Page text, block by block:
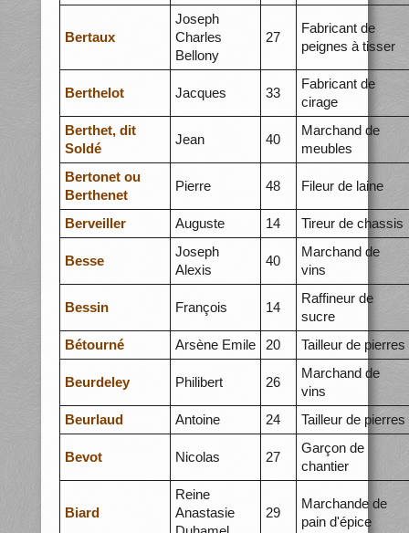
Bertaux
Joseph
Charles
Bellony
27
Fabricant de
peignes à tisser
Berthelot Jacques 33
Fabricant de
cirage
Berthet, dit
Soldé
Jean 40
Marchand de
meubles
Bertonet ou
Berthenet
Pierre 48 Fileur de laine
Berveiller Auguste 14 Tireur de chassis
Besse
Joseph
Alexis
40
Marchand de
vins
Bessin François 14
Raffineur de
sucre
Bétourné
Arsène Emile 20 Tailleur de pierres
Beurdeley Philibert 26
Marchand de
vins
Beurlaud
Antoine 24 Tailleur de pierres
Bevot Nicolas 27
Garçon de
chantier
Biard
Reine
Anastasie
29
Marchande de
pain d'épice